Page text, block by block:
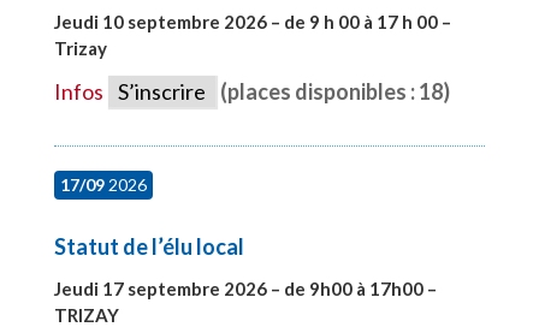
Jeudi 10 septembre 2026 – de 9 h 00 à 17 h 00 –
Trizay
Infos S’inscrire (places disponibles : 18)
17/092026
Statut de l’élu local
Jeudi 17 septembre 2026 – de 9h00 à 17h00 –
TRIZAY